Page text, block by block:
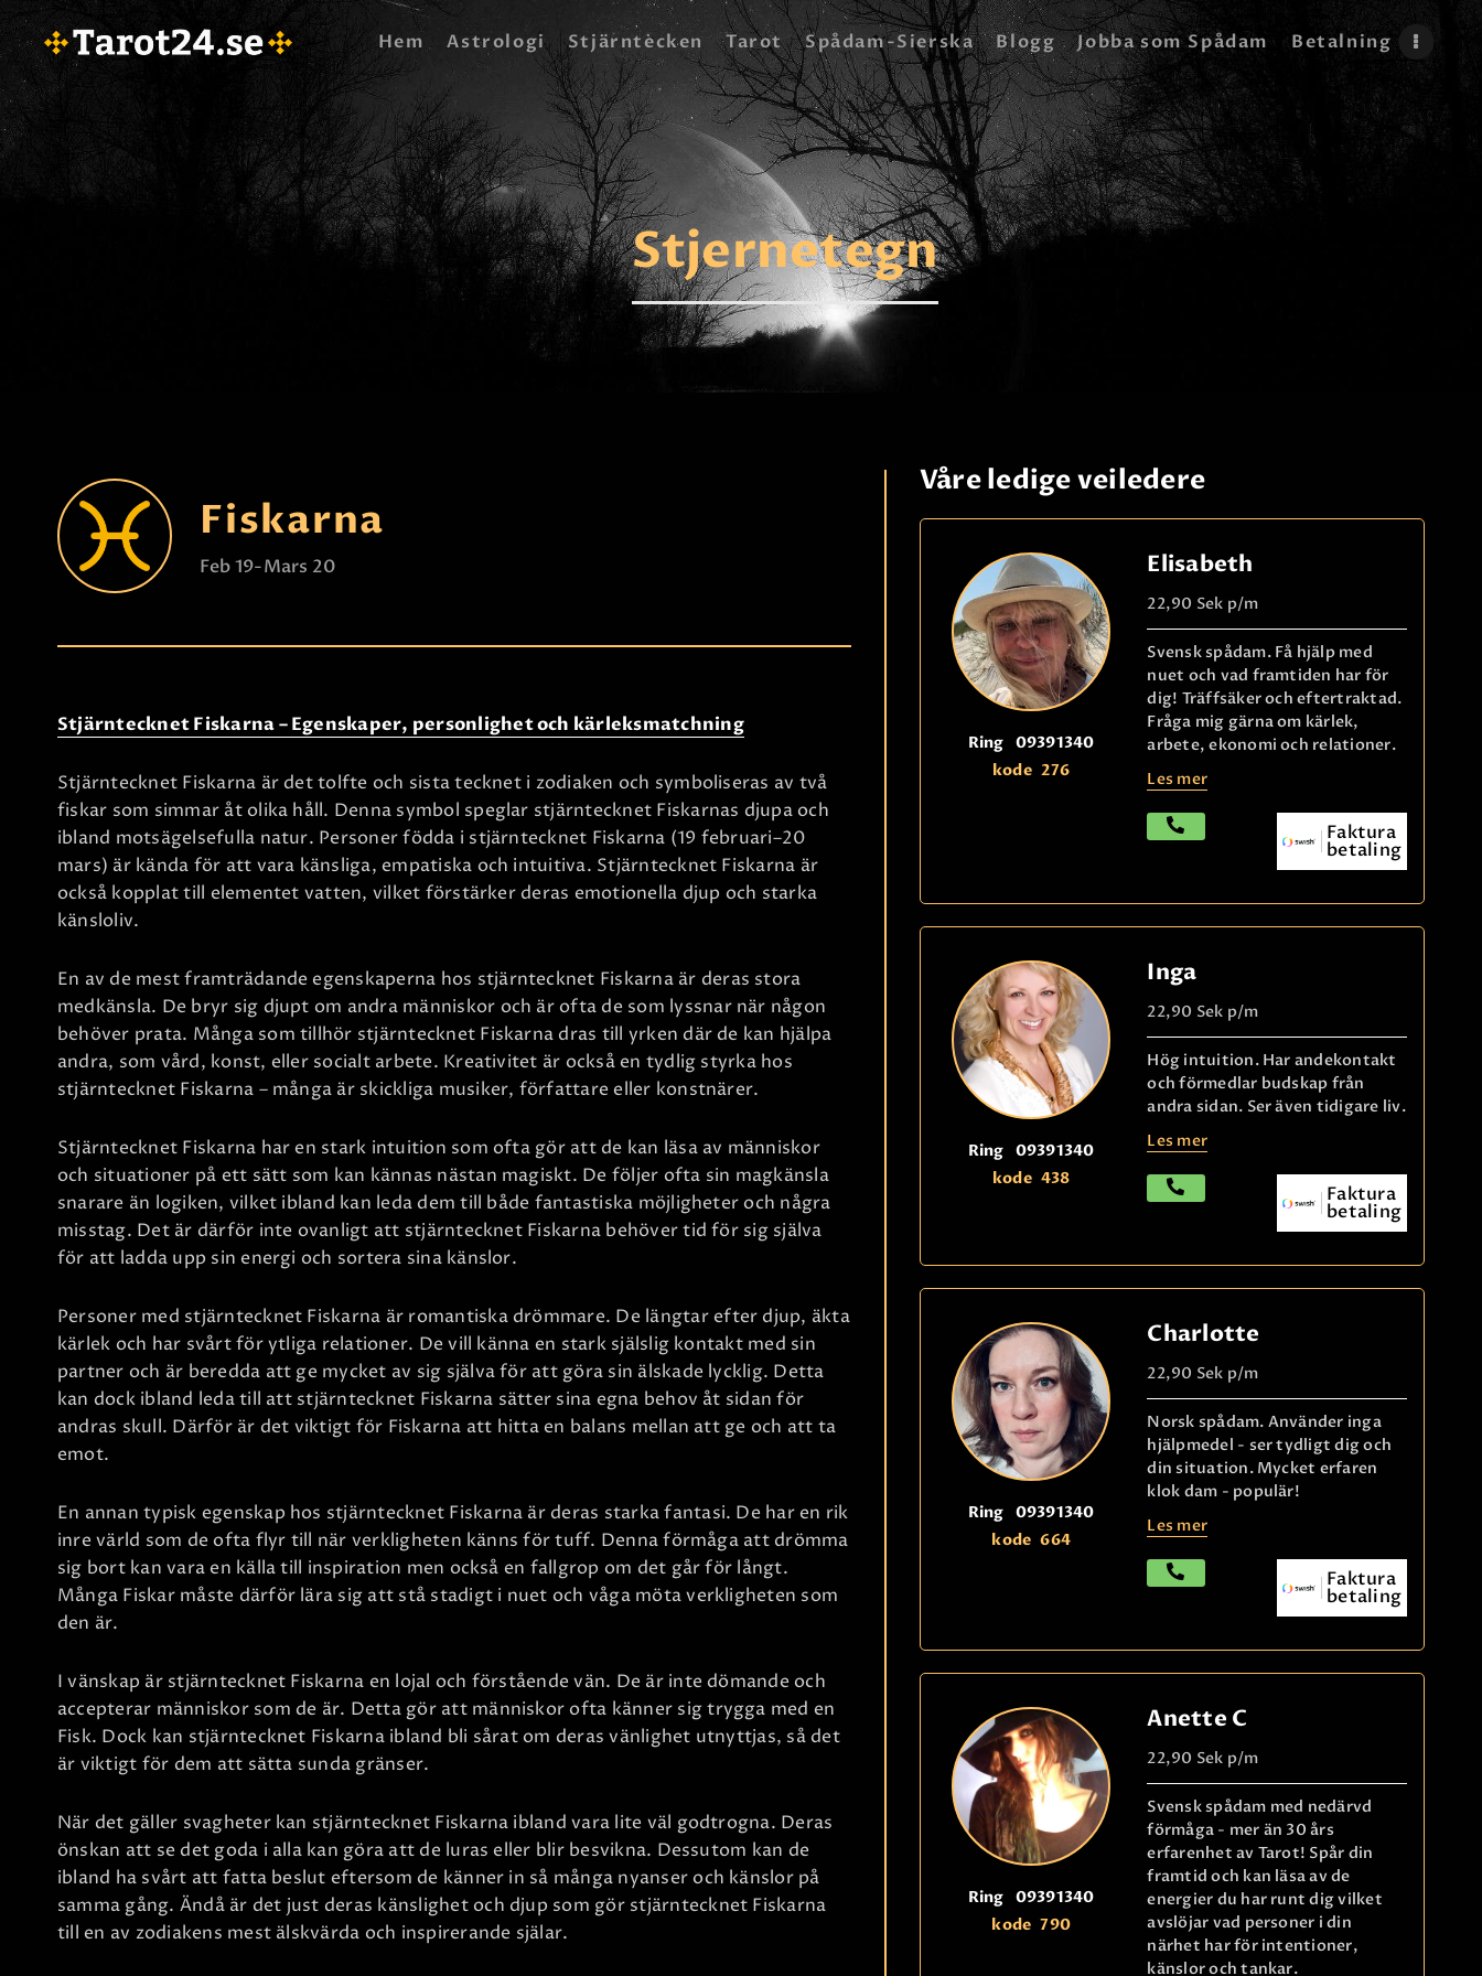
Hem Astrologi Stjärntecken Tarot Spådam-Sierska Blogg Jobba som Spådam Betalning
HEM
ASTROLOGI
STJÄRNTECKEN
TAROT
SPÅDAM-SIERSKA
BLOGG
JOBBA SOM SPÅDAM
Stjernetegn
Fiskarna
Feb 19-Mars 20
Stjärntecknet Fiskarna – Egenskaper, personlighet och kärleksmatchning
Stjärntecknet Fiskarna är det tolfte och sista tecknet i zodiaken och symboliseras av två
fiskar som simmar åt olika håll. Denna symbol speglar stjärntecknet Fiskarnas djupa och
ibland motsägelsefulla natur. Personer födda i stjärntecknet Fiskarna (19 februari–20
mars) är kända för att vara känsliga, empatiska och intuitiva. Stjärntecknet Fiskarna är
också kopplat till elementet vatten, vilket förstärker deras emotionella djup och starka
känsloliv.
En av de mest framträdande egenskaperna hos stjärntecknet Fiskarna är deras stora
medkänsla. De bryr sig djupt om andra människor och är ofta de som lyssnar när någon
behöver prata. Många som tillhör stjärntecknet Fiskarna dras till yrken där de kan hjälpa
andra, som vård, konst, eller socialt arbete. Kreativitet är också en tydlig styrka hos
stjärntecknet Fiskarna – många är skickliga musiker, författare eller konstnärer.
Stjärntecknet Fiskarna har en stark intuition som ofta gör att de kan läsa av människor
och situationer på ett sätt som kan kännas nästan magiskt. De följer ofta sin magkänsla
snarare än logiken, vilket ibland kan leda dem till både fantastiska möjligheter och några
misstag. Det är därför inte ovanligt att stjärntecknet Fiskarna behöver tid för sig själva
för att ladda upp sin energi och sortera sina känslor.
Personer med stjärntecknet Fiskarna är romantiska drömmare. De längtar efter djup, äkta
kärlek och har svårt för ytliga relationer. De vill känna en stark själslig kontakt med sin
partner och är beredda att ge mycket av sig själva för att göra sin älskade lycklig. Detta
kan dock ibland leda till att stjärntecknet Fiskarna sätter sina egna behov åt sidan för
andras skull. Därför är det viktigt för Fiskarna att hitta en balans mellan att ge och att ta
emot.
En annan typisk egenskap hos stjärntecknet Fiskarna är deras starka fantasi. De har en rik
inre värld som de ofta flyr till när verkligheten känns för tuff. Denna förmåga att drömma
sig bort kan vara en källa till inspiration men också en fallgrop om det går för långt.
Många Fiskar måste därför lära sig att stå stadigt i nuet och våga möta verkligheten som
den är.
I vänskap är stjärntecknet Fiskarna en lojal och förstående vän. De är inte dömande och
accepterar människor som de är. Detta gör att människor ofta känner sig trygga med en
Fisk. Dock kan stjärntecknet Fiskarna ibland bli sårat om deras vänlighet utnyttjas, så det
är viktigt för dem att sätta sunda gränser.
När det gäller svagheter kan stjärntecknet Fiskarna ibland vara lite väl godtrogna. Deras
önskan att se det goda i alla kan göra att de luras eller blir besvikna. Dessutom kan de
ibland ha svårt att fatta beslut eftersom de känner in så många nyanser och känslor på
samma gång. Ändå är det just deras känslighet och djup som gör stjärntecknet Fiskarna
till en av zodiakens mest älskvärda och inspirerande själar.
Våre ledige veiledere
Ring 09391340
kode 276
Elisabeth
22,90 Sek p/m
Svensk spådam. Få hjälp med
nuet och vad framtiden har för
dig! Träffsäker och eftertraktad.
Fråga mig gärna om kärlek,
arbete, ekonomi och relationer.
Les mer
Faktura
betaling
Ring 09391340
kode 438
Inga
22,90 Sek p/m
Hög intuition. Har andekontakt
och förmedlar budskap från
andra sidan. Ser även tidigare liv.
Les mer
Faktura
betaling
Ring 09391340
kode 664
Charlotte
22,90 Sek p/m
Norsk spådam. Använder inga
hjälpmedel - ser tydligt dig och
din situation. Mycket erfaren
klok dam - populär!
Les mer
Faktura
betaling
Ring 09391340
kode 790
Anette C
22,90 Sek p/m
Svensk spådam med nedärvd
förmåga - mer än 30 års
erfarenhet av Tarot! Spår din
framtid och kan läsa av de
energier du har runt dig vilket
avslöjar vad personer i din
närhet har för intentioner,
känslor och tankar.